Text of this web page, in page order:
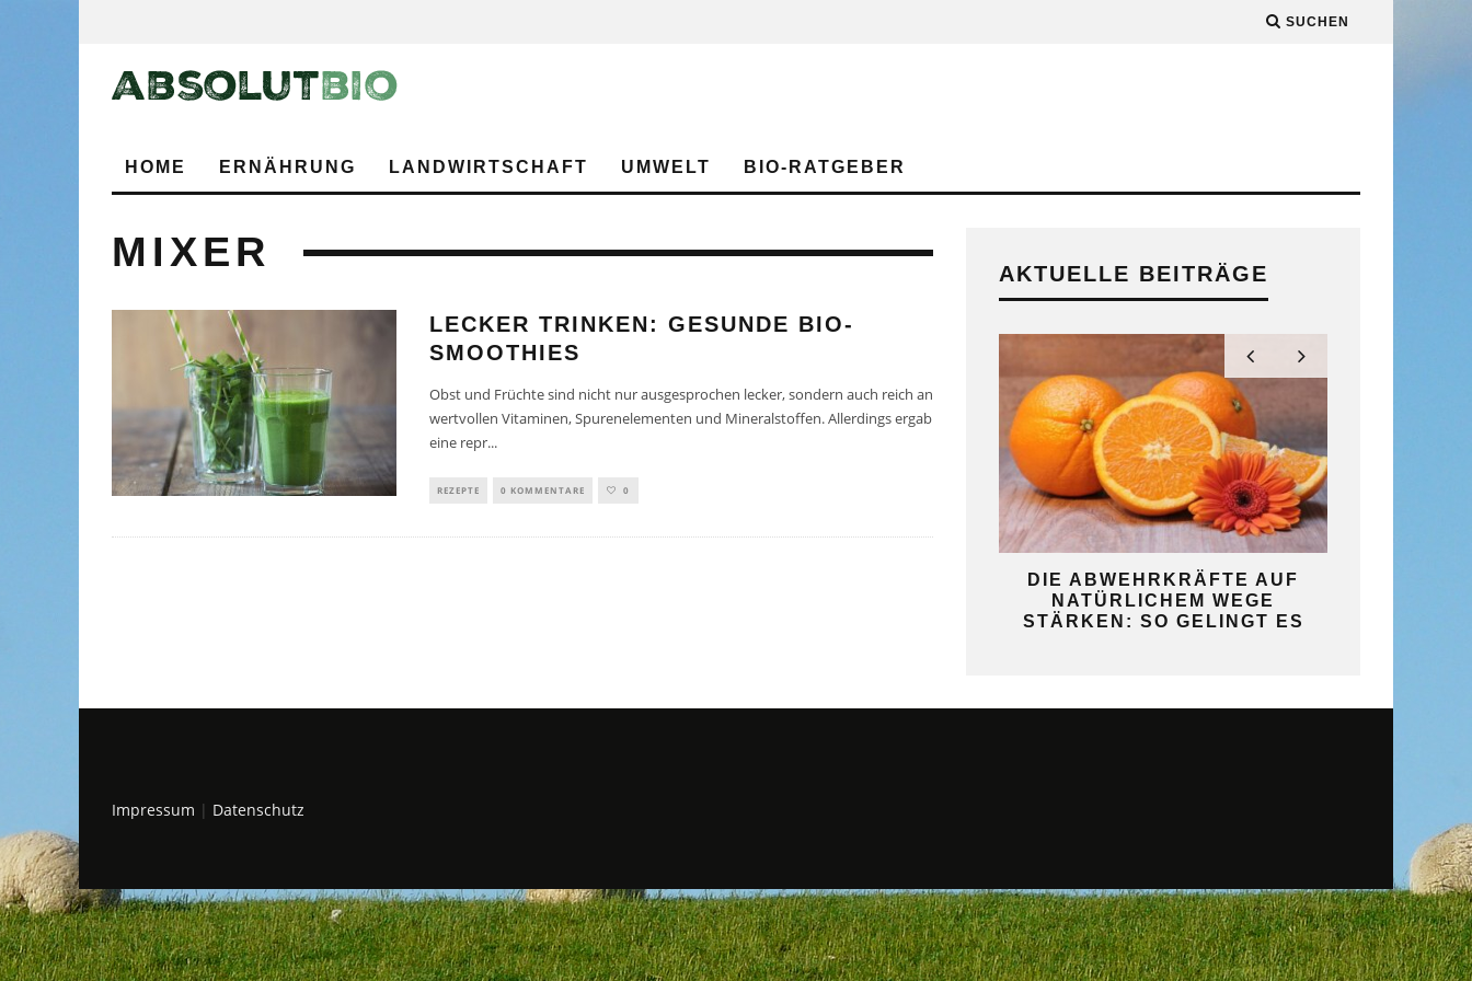
SUCHEN
HOME ERNÄHRUNG LANDWIRTSCHAFT UMWELT BIO-RATGEBER
MIXER
LECKER TRINKEN: GESUNDE BIO-
SMOOTHIES
Obst und Früchte sind nicht nur ausgesprochen lecker, sondern auch reich an
wertvollen Vitaminen, Spurenelementen und Mineralstoffen. Allerdings ergab
eine repr...
REZEPTE 0 KOMMENTARE 0
AKTUELLE BEITRÄGE
DIE ABWEHRKRÄFTE AUF
NATÜRLICHEM WEGE
STÄRKEN: SO GELINGT ES
Impressum | Datenschutz